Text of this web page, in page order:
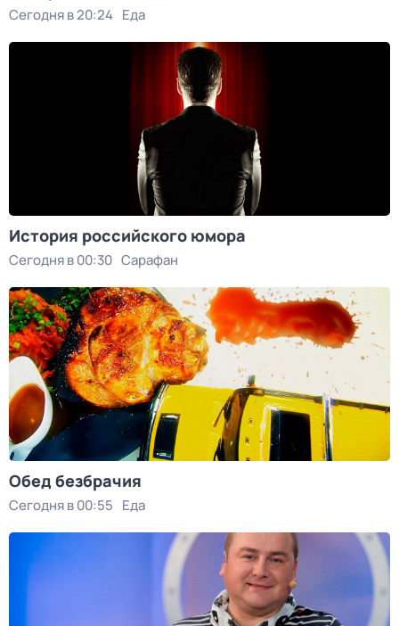
Сегодня в 20:24 Еда
История российского юмора
Сегодня в 00:30 Сарафан
Обед безбрачия
Сегодня в 00:55 Еда